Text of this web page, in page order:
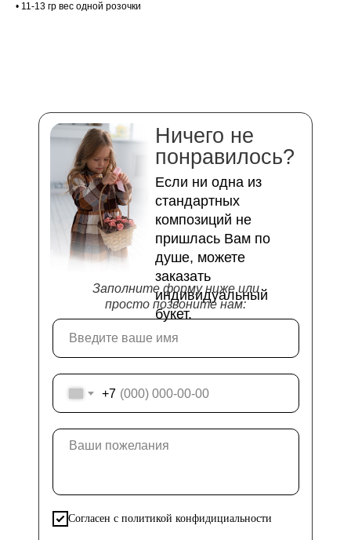
• 11-13 гр вес одной розочки
Ничего не
понравилось?
+7
Согласен с политикой конфидициальности
Если ни одна из
стандартных
композиций не
пришлась Вам по
душе, можете
заказать
индивидуальный
букет.
Заполните форму ниже или
просто позвоните нам: